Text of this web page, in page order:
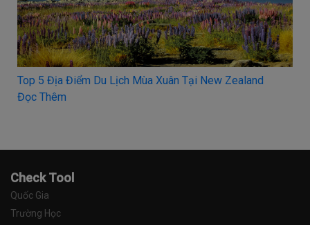
HỌC BỔNG 100% - SP Jain School of Global
Management, Úc
Check Tool
Quốc Gia
Trường Học